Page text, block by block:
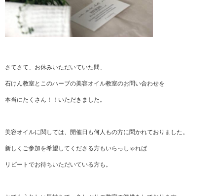
さてさて、お休みいただいていた間、
石けん教室とこのハーブの美容オイル教室のお問い合わせを
本当にたくさん！！いただきました。
美容オイルに関しては、開催日も何人もの方に聞かれておりました。
新しくご参加を希望してくださる方もいらっしゃれば
リピートでお待ちいただいている方も。